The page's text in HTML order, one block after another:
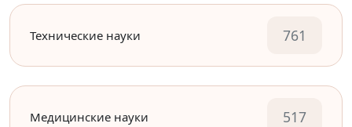
Технические науки 761
Медицинские науки 517